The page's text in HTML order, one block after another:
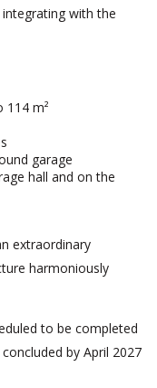
with the
114 m²
garage
hall and on the
extraordinary
harmoniously
to be completed
by April 2027